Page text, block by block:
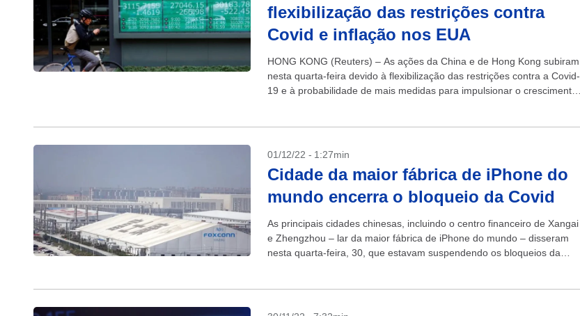
flexibilização das restrições contra
Covid e inflação nos EUA
HONG KONG (Reuters) – As ações da China e de Hong Kong subiram
nesta quarta-feira devido à flexibilização das restrições contra a Covid-
19 e à probabilidade de mais medidas para impulsionar o crescimento
01/12/22 - 1:27min
Cidade da maior fábrica de iPhone do
mundo encerra o bloqueio da Covid
As principais cidades chinesas, incluindo o centro financeiro de Xangai
e Zhengzhou – lar da maior fábrica de iPhone do mundo – disseram
nesta quarta-feira, 30, que estavam suspendendo os bloqueios da